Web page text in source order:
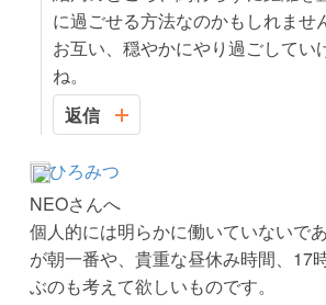
に過ごせる方法なのかもしれませ
お互い、穏やかにやり過ごしてい
ね。
返信
ひろみつ
NEOさんへ
個人的には明らかに働いていないで
が朝一番や、貴重な昼休み時間、17
ぶのも考えて欲しいものです。